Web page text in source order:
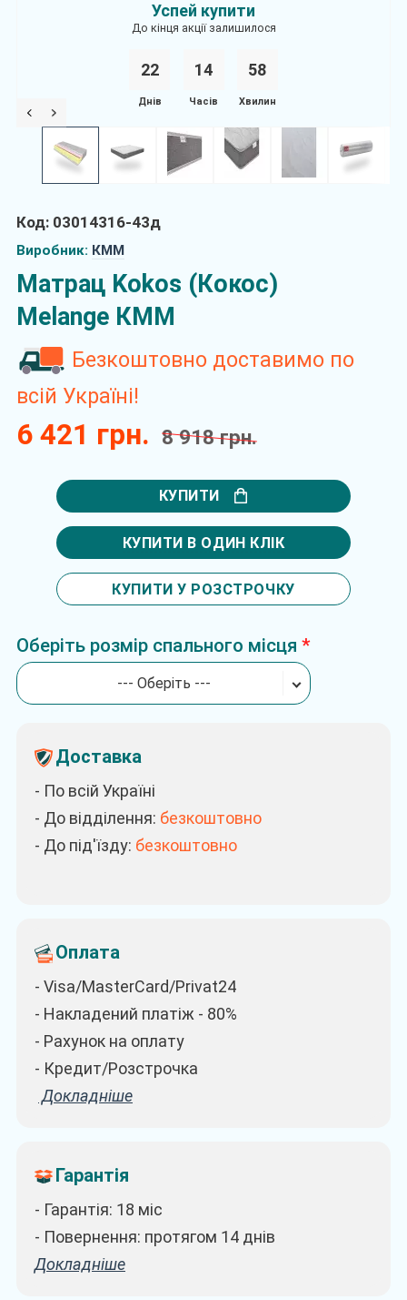
Успей купити
До кінця акції залишилося
22
Днів
14
Часів
58
Хвилин
Код: 03014316-43д
Виробник: КММ
Матрац Kokos (Кокос)
Melange КММ
Безкоштовно доставимо по
всій Україні!
6 421 грн. 8 918 грн.
КУПИТИ
КУПИТИ В ОДИН КЛІК
КУПИТИ У РОЗСТРОЧКУ
Оберіть розмір спального місця
--- Оберіть ---
Доставка
- По всій Україні
- До відділення: безкоштовно
- До під'їзду: безкоштовно
Оплата
- Visa/MasterCard/Privat24
- Накладений платіж - 80%
- Рахунок на оплату
- Кредит/Розстрочка
Докладніше
Гарантія
- Гарантія: 18 міс
- Повернення: протягом 14 днів
Докладніше